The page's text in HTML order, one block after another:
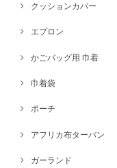
クッションカバー
エプロン
かごバッグ用 巾着
巾着袋
ポーチ
アフリカ布ターバン
ガーランド